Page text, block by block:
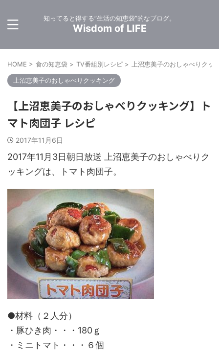
知ってると得する”生活の知恵袋”的なブログ。
Wisdom of LIFE
HOME > 食の知恵袋 > TV番組別レシピ > 上沼恵美子のおしゃべりクッ
上沼恵美子のおしゃべりクッキング
【上沼恵美子のおしゃべりクッキング】ト
マト肉団子 レシピ
2017年11月6日
2017年11月3日朝日放送 上沼恵美子のおしゃべりク
ッキングは、トマト肉団子。
●材料（２人分）
・豚ひき肉・・・180ｇ
・ミニトマト・・・６個